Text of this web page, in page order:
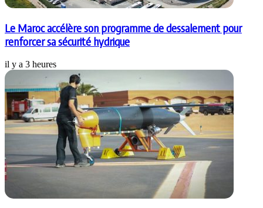
Le Maroc accélère son programme de dessalement pour
renforcer sa sécurité hydrique
il y a 3 heures